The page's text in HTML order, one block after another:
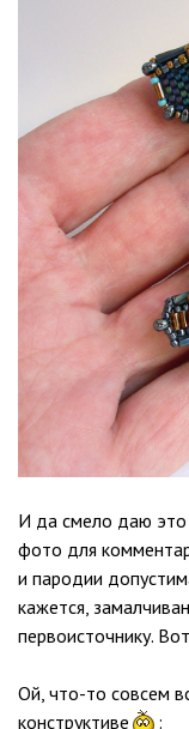
И да смело даю это
фото для
и пародии
кажется,
первоисточнику.
Ой, что-то совсем
конструктиве
: